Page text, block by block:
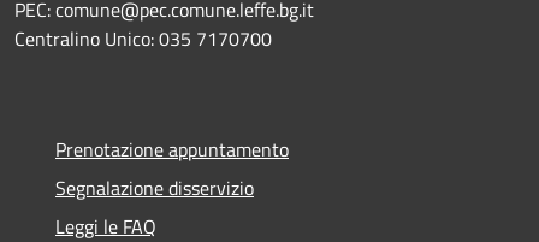
PEC: comune@pec.comune.leffe.bg.it
Centralino Unico: 035 7170700
Prenotazione appuntamento
Segnalazione disservizio
Leggi le FAQ